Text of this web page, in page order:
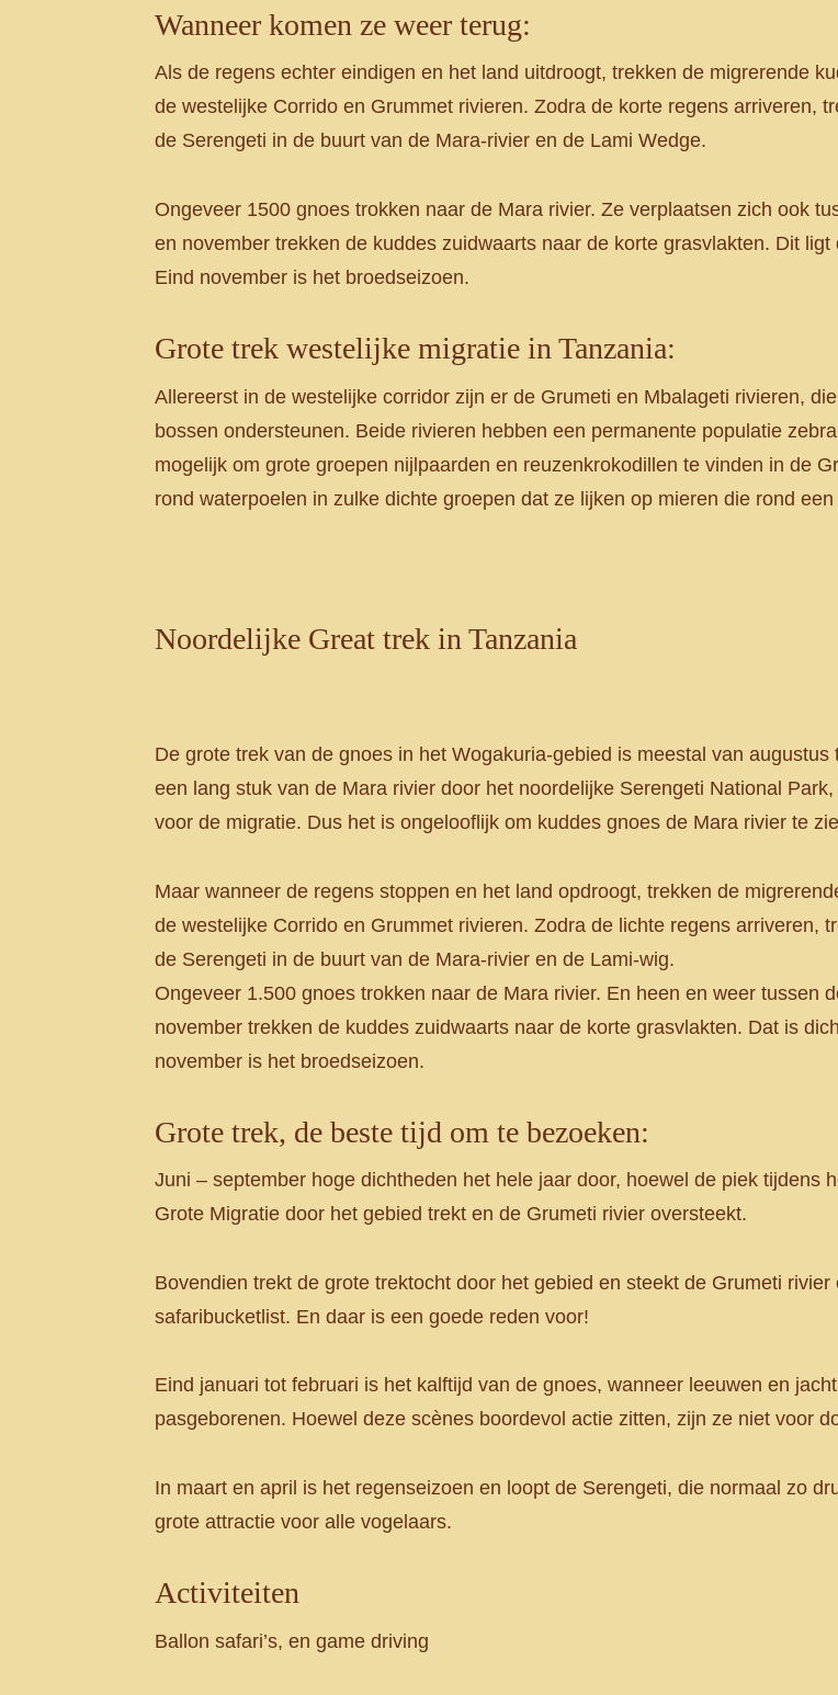
Wanneer komen ze weer terug:
Als de regens echter eindigen en het land uitdroogt, trekken de migrerende
de westelijke Corrido en Grummet rivieren. Zodra de korte regens arriveren,
de Serengeti in de buurt van de Mara-rivier en de Lami Wedge.
Ongeveer 1500 gnoes trokken naar de Mara rivier. Ze verplaatsen zich ook
en november trekken de kuddes zuidwaarts naar de korte grasvlakten. Dit
Eind november is het broedseizoen.
Grote trek westelijke migratie in Tanzania:
Allereerst in de westelijke corridor zijn er de Grumeti en Mbalageti rivieren,
bossen ondersteunen. Beide rivieren hebben een permanente populatie
mogelijk om grote groepen nijlpaarden en reuzenkrokodillen te vinden in de
rond waterpoelen in zulke dichte groepen dat ze lijken op mieren die rond
Noordelijke Great trek in Tanzania
De grote trek van de gnoes in het Wogakuria-gebied is meestal van
een lang stuk van de Mara rivier door het noordelijke Serengeti National
voor de migratie. Dus het is ongelooflijk om kuddes gnoes de Mara rivier te
Maar wanneer de regens stoppen en het land opdroogt, trekken de
de westelijke Corrido en Grummet rivieren. Zodra de lichte regens arriveren,
de Serengeti in de buurt van de Mara-rivier en de Lami-wig.
Ongeveer 1.500 gnoes trokken naar de Mara rivier. En heen en weer tussen
november trekken de kuddes zuidwaarts naar de korte grasvlakten. Dat is
november is het broedseizoen.
Grote trek, de beste tijd om te bezoeken:
Juni – september hoge dichtheden het hele jaar door, hoewel de piek tijdens
Grote Migratie door het gebied trekt en de Grumeti rivier oversteekt.
Bovendien trekt de grote trektocht door het gebied en steekt de Grumeti
safaribucketlist. En daar is een goede reden voor!
Eind januari tot februari is het kalftijd van de gnoes, wanneer leeuwen en
pasgeborenen. Hoewel deze scènes boordevol actie zitten, zijn ze niet voor
In maart en april is het regenseizoen en loopt de Serengeti, die normaal zo
grote attractie voor alle vogelaars.
Activiteiten
Ballon safari’s, en game driving